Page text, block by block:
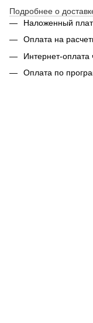
Подробнее о
Наложенный
Оплата на
Интернет-оплата
Оплата по